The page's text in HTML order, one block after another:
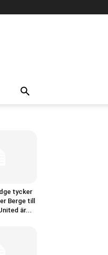
tycker
Berge till
är...